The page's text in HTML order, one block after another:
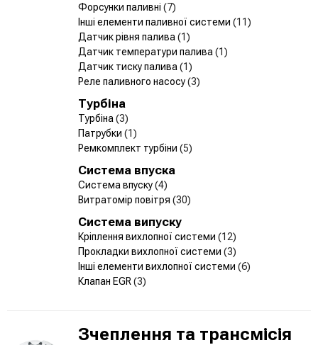
Форсунки паливні (7)
Інші елементи паливної системи (11)
Датчик рівня палива (1)
Датчик температури палива (1)
Датчик тиску палива (1)
Реле паливного насосу(3)
Турбіна
Турбіна (3)
Патрубки (1)
Ремкомплект турбіни (5)
Система впуска
Система впуску(4)
Витратомір повітря (30)
Система випуску
Кріплення вихлопної системи (12)
Прокладки вихлопної системи (3)
Інші елементи вихлопної системи (6)
Клапан EGR (3)
Зчеплення та трансмісія